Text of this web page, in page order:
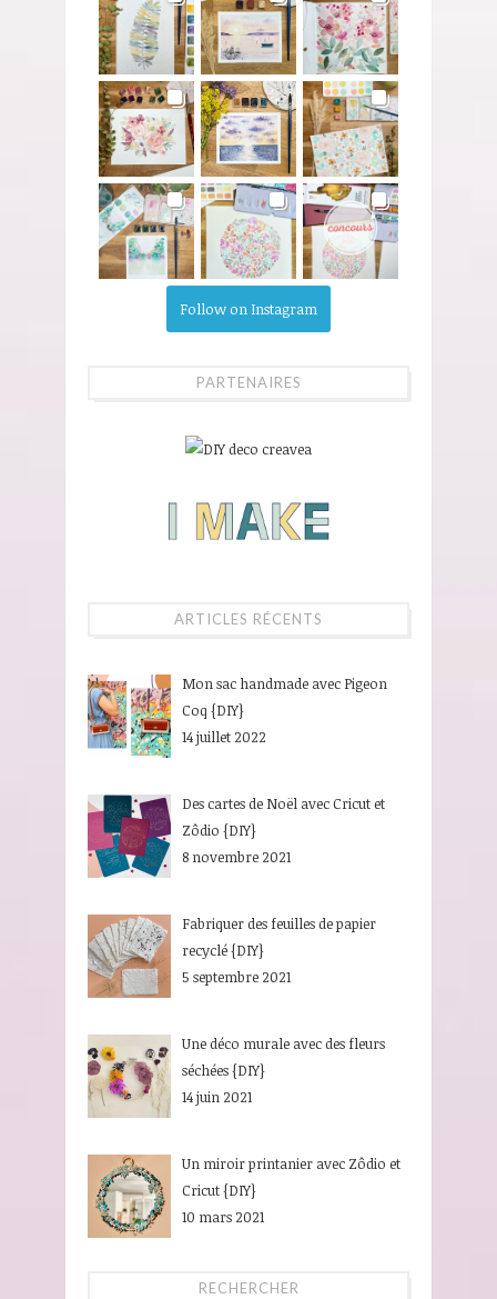
Follow on Instagram
PARTENAIRES
ARTICLES RÉCENTS
Mon sac handmade avec Pigeon
Coq {DIY}
14 juillet 2022
Des cartes de Noël avec Cricut et
Zôdio {DIY}
8 novembre 2021
Fabriquer des feuilles de papier
recyclé {DIY}
5 septembre 2021
Une déco murale avec des fleurs
séchées {DIY}
14 juin 2021
Un miroir printanier avec Zôdio et
Cricut {DIY}
10 mars 2021
RECHERCHER